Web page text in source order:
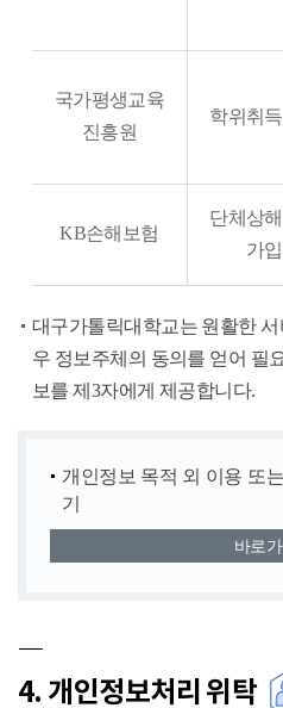
국가평생교육
진흥원
학위취
KB손해보험
단체상
가입
대구가톨릭대학교는 원활한
우 정보주체의 동의를 얻어 필
보를 제3자에게 제공합니다.
개인정보 목적 외 이용 또
기
바로
4. 개인정보처리 위탁